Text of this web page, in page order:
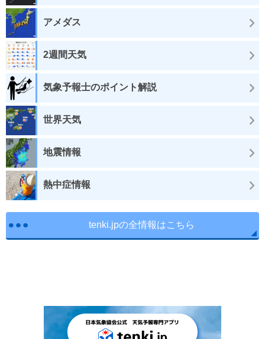
アメダス
2週間天気
気象予報士のポイント解説
世界天気
地震情報
熱中症情報
tenki.jpの全情報はこちら